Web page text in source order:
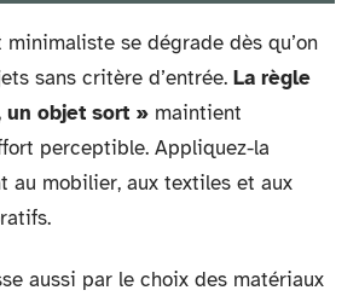
minimaliste se dégrade dès qu’on
sans critère d’entrée. La règle
un objet sort » maintient
perceptible. Appliquez-la
au mobilier, aux textiles et aux
aussi par le choix des matériaux